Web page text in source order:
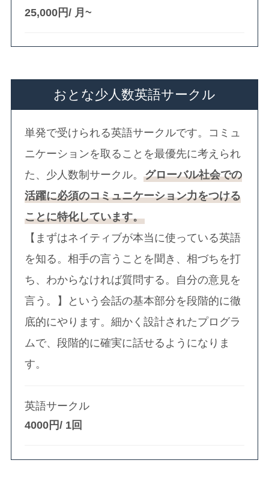
25,000円/ 月~
おとな少人数英語サークル
単発で受けられる英語サークルです。コミュ
ニケーションを取ることを最優先に考えられ
た、少人数制サークル。グローバル社会での
活躍に必須のコミュニケーション力をつける
ことに特化しています。
【まずはネイティブが本当に使っている英語
を知る。相手の言うことを聞き、相づちを打
ち、わからなければ質問する。自分の意見を
言う。】という会話の基本部分を段階的に徹
底的にやります。細かく設計されたプログラ
ムで、段階的に確実に話せるようになりま
す。
英語サークル
4000円/ 1回